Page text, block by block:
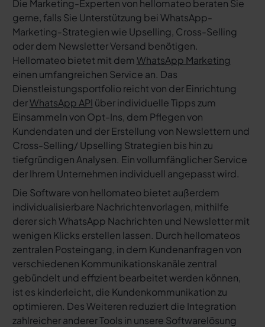
Die Marketing-Experten von hellomateo beraten Sie
gerne, falls Sie Unterstützung bei WhatsApp-
Marketing-Strategien wie Upselling, Cross-Selling
oder dem Newsletter Versand benötigen.
Hellomateo bietet mit demWhatsApp Marketing
einen umfangreichen Service an. Das
Dienstleistungsportfolio reicht von der Einrichtung
derWhatsApp API über individuelle Tipps zum
Einsammeln von Opt-Ins, dem Pflegen von
Kundendaten und der Erstellung von Newslettern und
Cross-Selling/ Upselling Strategien bis hin zu
tiefgründigen Analysen. Ein vollumfänglicher Service
der Ihrem Unternehmen individuell angepasst wird.
Die Software von hellomateo bietet außerdem
individualisierbare Nachrichtenvorlagen, mithilfe
derer sich WhatsApp Nachrichten und Newsletter mit
wenigen Klicks erstellen lassen. Durch hellomateos
zentralen Posteingang, in dem Kundenanfragen von
verschiedenen Kommunikationskanäle zentral
gebündelt und effizient bearbeitet werden können,
ist es kinderleicht, die Kundenkommunikation zu
optimieren. Des Weiteren reduziert die Integration
zahlreicher anderer Tools in unsere Softwarelösung